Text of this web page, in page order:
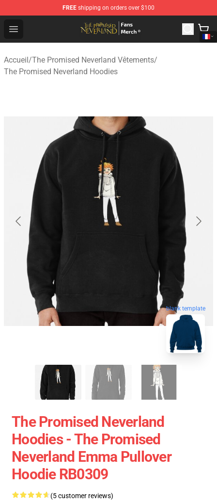
FREE shipping on orders over $100
Open menu
The Promised Neverland Store - Official The Promised
Accueil/The Promised Neverland Vêtements/
The Promised Neverland Hoodies
blank template
The Promised Neverland
Hoodies - The Promised
Neverland Emma Pullover
Hoodie RB0309
(5 customer reviews)